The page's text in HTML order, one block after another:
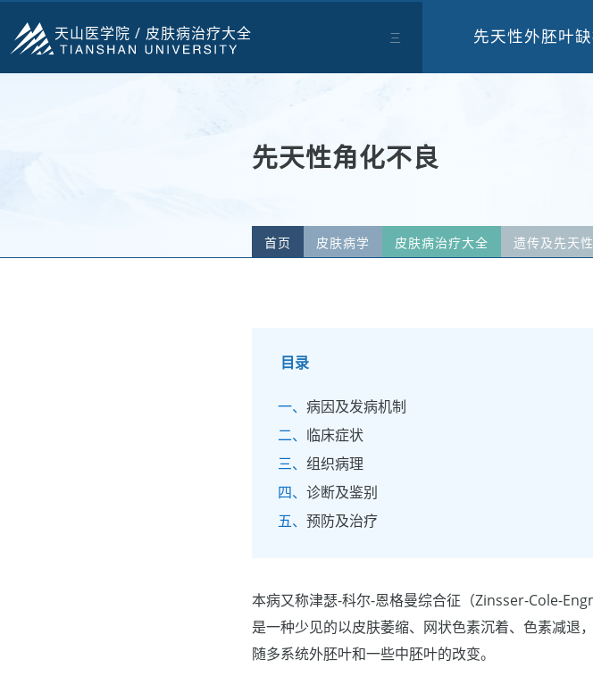
天山医学院 / 皮肤病治疗大全 三 先天性外胚叶
先天性角化不良
首页 皮肤病学 皮肤病治疗大全 遗传及先天
目录
病因及发病机制
临床症状
组织病理
诊断及鉴别
预防及治疗
本病又称津瑟-科尔-恩格曼综合征（Zinsser-Cole-
是一种少见的以皮肤萎缩、网状色素沉着、色素减退
随多系统外胚叶和一些中胚叶的改变。